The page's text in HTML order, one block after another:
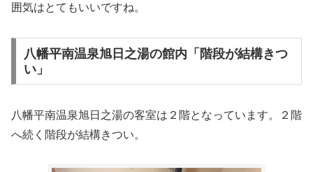
囲気はとてもいいですね。
八幡平南温泉旭日之湯の館内「階段が結構きつ
い」
八幡平南温泉旭日之湯の客室は２階となっています。２階
へ続く階段が結構きつい。